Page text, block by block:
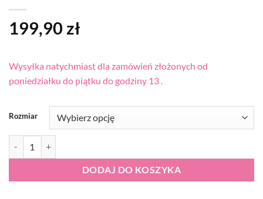
199,90 zł
Wysyłka natychmiast dla zamówień złożonych od
poniedziałku do piątku do godziny 13 .
Rozmiar
DODAJ DO KOSZYKA